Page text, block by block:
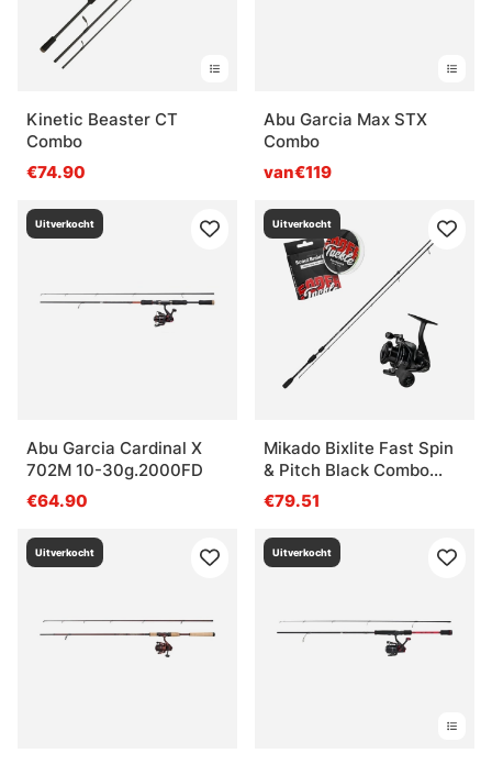
Kinetic Beaster CT
Combo
€74.90
Abu Garcia Max STX
Combo
van€119
Uitverkocht
Abu Garcia Cardinal X
702M 10-30g.2000FD
€64.90
Uitverkocht
Mikado Bixlite Fast Spin
& Pitch Black Combo
7'3'', 4-18g
€79.51
Uitverkocht Uitverkocht